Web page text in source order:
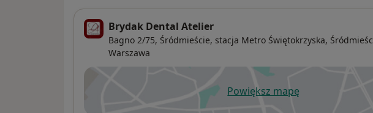
Brydak Dental Atelier
Bagno 2/75, Śródmieście, stacja Metro Świętokrzyska,
Warszawa
Powiększ mapęotwiera się w nowej